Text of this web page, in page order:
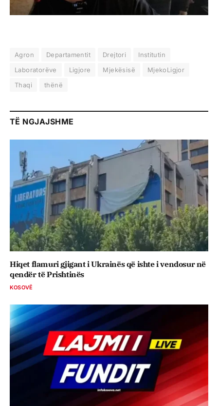
Agron Departamentit Drejtori
Institutin
Laboratorëve
Ligjore Mjekësisë
MjekoLigjor
Thaqi
thënë
TË NGJAJSHME
Hiqet flamuri gjigant i Ukrainës që ishte i vendosur në
qendër të Prishtinës
KOSOVË